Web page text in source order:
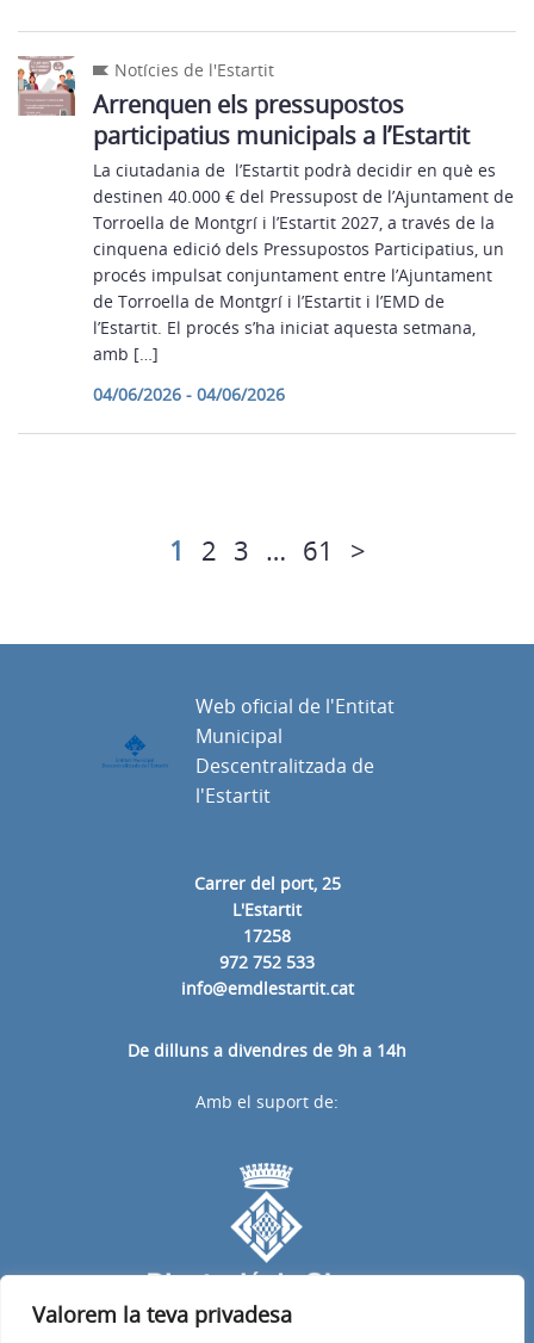
Valorem la teva privadesa
Notícies de l'Estartit
Arrenquen els pressupostos
participatius municipals a l’Estartit
La ciutadania de l’Estartit podrà decidir en què es
destinen 40.000 € del Pressupost de l’Ajuntament de
Torroella de Montgrí i l’Estartit 2027, a través de la
cinquena edició dels Pressupostos Participatius, un
procés impulsat conjuntament entre l’Ajuntament
de Torroella de Montgrí i l’Estartit i l’EMD de
l’Estartit. El procés s’ha iniciat aquesta setmana,
amb […]
04/06/2026 - 04/06/2026
1 2 3 … 61 >
Carrer del port, 25
L'Estartit
17258
972 752 533
info@emdlestartit.cat
De dilluns a divendres de 9h a 14h
Web oficial de l'Entitat
Municipal
Descentralitzada de
l'Estartit
Amb el suport de: